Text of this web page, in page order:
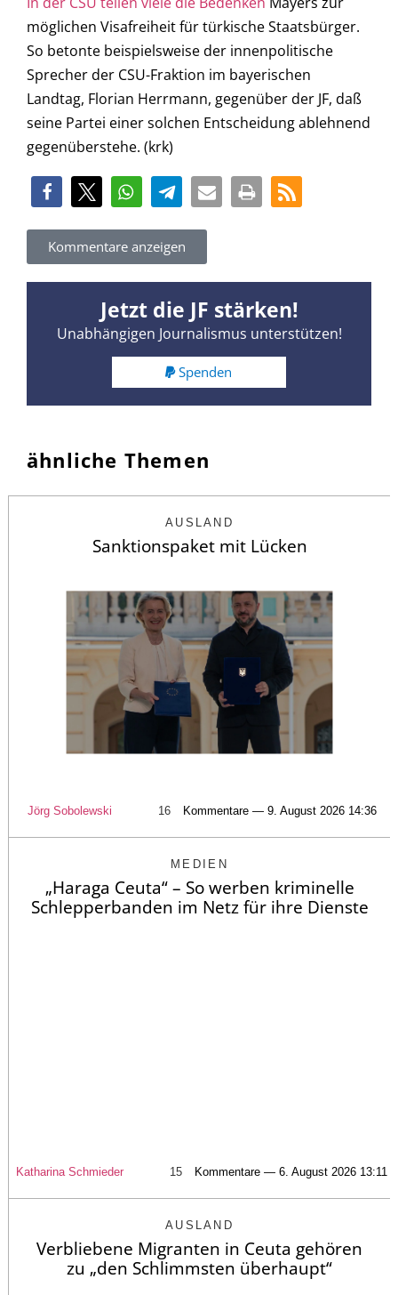
möglichen Visafreiheit für türkische Staatsbürger.
So betonte beispielsweise der innenpolitische
Sprecher der CSU-Fraktion im bayerischen
Landtag, Florian Herrmann, gegenüber der JF, daß
seine Partei einer solchen Entscheidung ablehnend
gegenüberstehe. (krk)
Kommentare anzeigen
Jetzt die JF stärken!
Unabhängigen Journalismus unterstützen!
Spenden
ähnliche Themen
AUSLAND
Sanktionspaket mit Lücken
Jörg Sobolewski 16 Kommentare — 9. August 2026 14:36
MEDIEN
„Haraga Ceuta“ – So werben kriminelle
Schlepperbanden im Netz für ihre Dienste
Katharina Schmieder 15 Kommentare — 6. August 2026 13:11
AUSLAND
Verbliebene Migranten in Ceuta gehören
zu „den Schlimmsten überhaupt“